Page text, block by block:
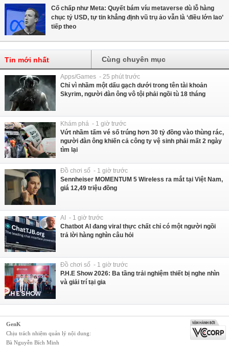
Cố chấp như Meta: Quyết bám víu metaverse dù lỗ hàng
chục tỷ USD, tự tin khẳng định vũ trụ ảo vẫn là ‘điều lớn lao’
tiếp theo
Tin mới nhất Cùng chuyên mục
Apps/Games - 25 phút trước
Chỉ vì nhầm một dấu gạch dưới trong tên tài khoản
Skyrim, người đàn ông vô tội phải ngồi tù 18 tháng
Khám phá - 1 giờ trước
Vứt nhầm tấm vé số trúng hơn 30 tỷ đồng vào thùng rác,
người đàn ông khiến cả công ty vệ sinh phải mất 2 ngày
tìm lại
Đồ chơi số - 1 giờ trước
Sennheiser MOMENTUM 5 Wireless ra mắt tại Việt Nam,
giá 12,49 triệu đồng
AI - 1 giờ trước
Chatbot AI đang viral thực chất chỉ có một người ngồi
trả lời hàng nghìn câu hỏi
Đồ chơi số - 1 giờ trước
P.H.E Show 2026: Ba tầng trải nghiệm thiết bị nghe nhìn
và giải trí tại gia
GenK
Chịu trách nhiệm quản lý nội dung:
Bà Nguyễn Bích Minh